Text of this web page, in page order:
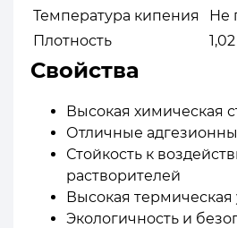
Температура кипения
Не
Плотность
Свойства
Высокая химическая
Отличные
Стойкость к
растворителей
Высокая термическая
Экологичность и